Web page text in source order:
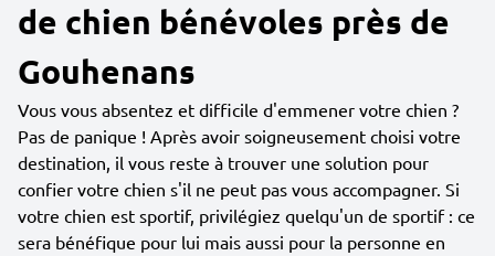
de chien bénévoles près de
Gouhenans
Vous vous absentez et difficile d'emmener votre chien ?
Pas de panique ! Après avoir soigneusement choisi votre
destination, il vous reste à trouver une solution pour
confier votre chien s'il ne peut pas vous accompagner. Si
votre chien est sportif, privilégiez quelqu'un de sportif : ce
sera bénéfique pour lui mais aussi pour la personne en